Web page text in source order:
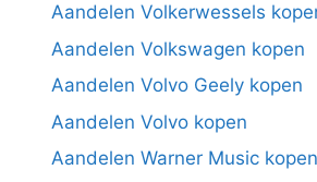
Aandelen Volkerwessels
Aandelen Volkswagen kopen
Aandelen Volvo Geely kopen
Aandelen Volvo kopen
Aandelen Warner Music kopen